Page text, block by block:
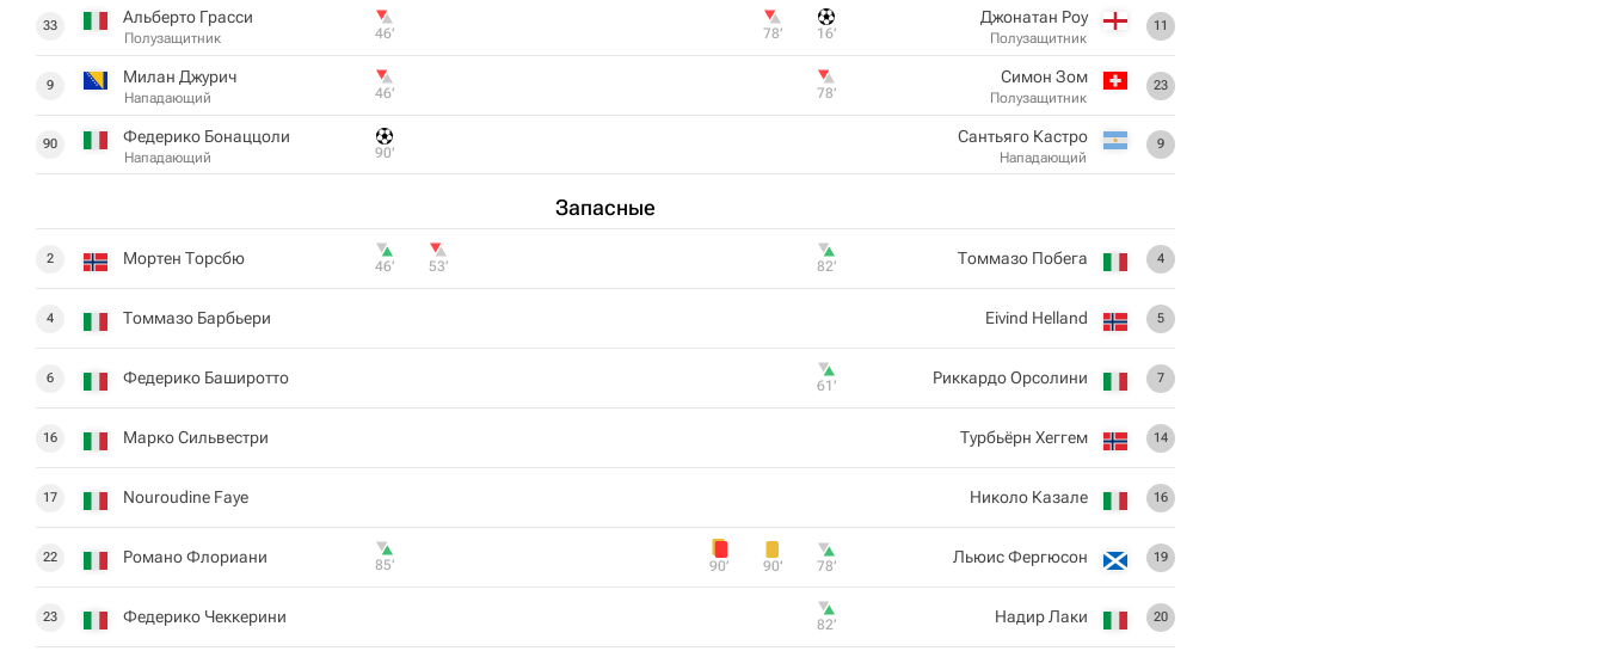
33 Альберто Грасси
Полузащитник 46‎’‎
9 Милан Джурич
Нападающий 46‎’‎
90 Федерико Бонаццоли
Нападающий 90‎’‎
Запасные
2 Мортен Торсбю 46‎’‎ 53‎’‎
4 Томмазо Барбьери
6 Федерико Баширотто
16 Марко Сильвестри
17 Nouroudine Faye
22 Романо Флориани 85‎’‎
23 Федерико Чеккерини
11
Джонатан Роу
Полузащитник
16‎’‎
78‎’‎
23
Симон Зом
Полузащитник
78‎’‎
9
Сантьяго Кастро
Нападающий
4
Томмазо Побега
82‎’‎
5
Eivind Helland
7
Риккардо Орсолини
61‎’‎
14
Турбьёрн Хеггем
16
Николо Казале
19
Льюис Фергюсон
78‎’‎
90‎’‎
90‎’‎
20
Надир Лаки
82‎’‎